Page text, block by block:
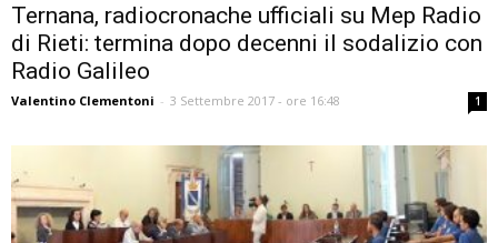
Ternana, radiocronache ufficiali su Mep Radio
di Rieti: termina dopo decenni il sodalizio con
Radio Galileo
Valentino Clementoni - 3 Settembre 2017 - ore 16:48 1